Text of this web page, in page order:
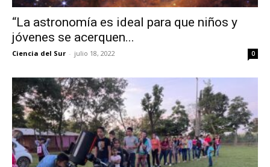
“La astronomía es ideal para que niños y
jóvenes se acerquen...
Ciencia del Sur - julio 18, 2022 0